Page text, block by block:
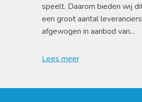
speelt. Daarom bieden wij
een groot aantal
afgewogen in aanbod van...
Lees meer